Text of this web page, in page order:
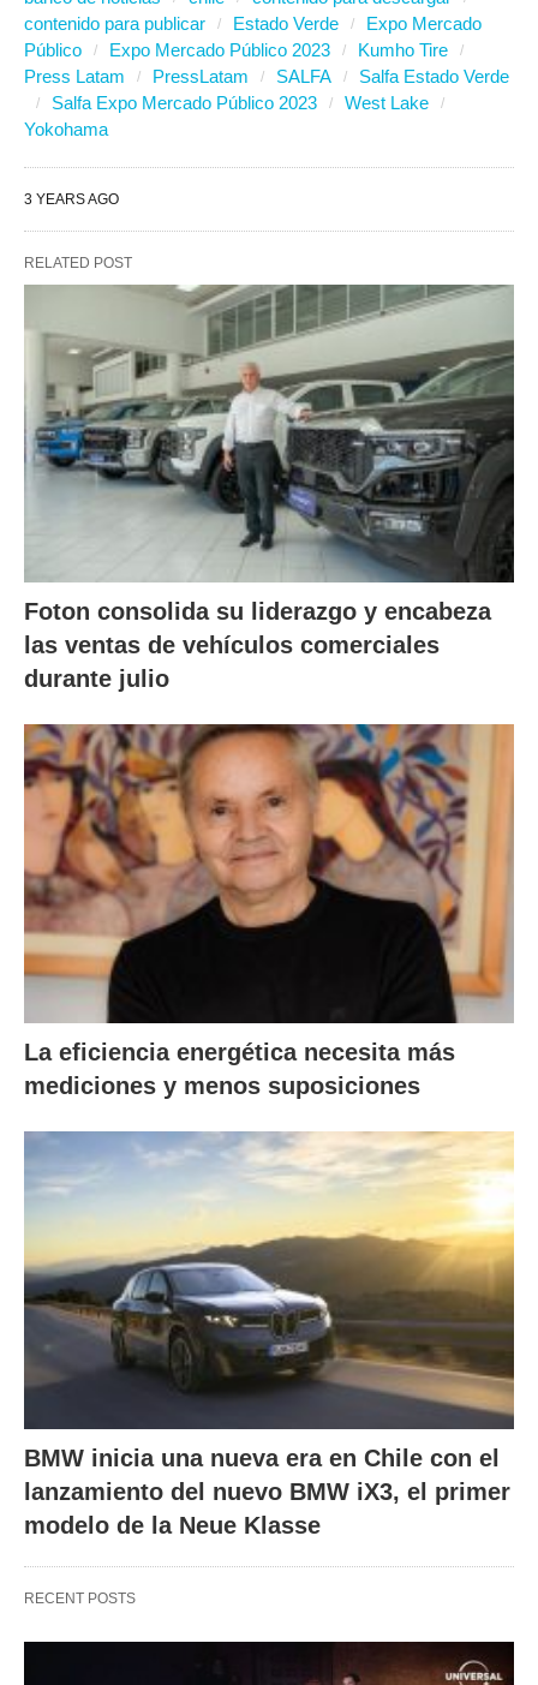
contenido para publicar
Estado Verde
Expo Mercado
Público
Expo Mercado Público 2023
Kumho Tire
Press Latam
PressLatam SALFA
Salfa Estado Verde
Salfa Expo Mercado Público 2023
West Lake
Yokohama
3 YEARS AGO
RELATED POST
Foton consolida su liderazgo y encabeza
las ventas de vehículos comerciales
durante julio
La eficiencia energética necesita más
mediciones y menos suposiciones
BMW inicia una nueva era en Chile con el
lanzamiento del nuevo BMW iX3, el primer
modelo de la Neue Klasse
RECENT POSTS